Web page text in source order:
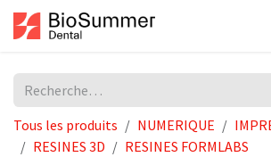
Se rendre au contenu
Tous les produits NUMERIQUE
RESINES 3D
RESINES FORMLABS